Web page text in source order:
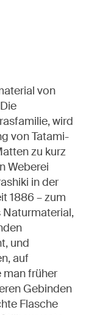
von
wird
von Tatami-
zu kurz
Weberei
in der
1886 – zum
Naturmaterial,
und
auf
man früher
Gebinden
Flasche